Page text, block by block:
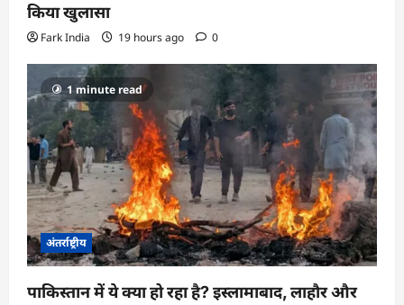
किया खुलासा
Fark India 19 hours ago 0
1 minute read
अंतर्राष्ट्रीय
पाकिस्तान में ये क्या हो रहा है? इस्लामाबाद, लाहौर और